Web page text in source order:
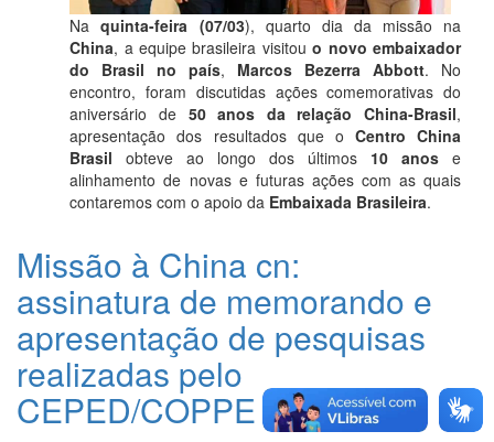
Naquinta-feira (07/03), quarto dia da missão na
China, a equipe brasileira visitouo novo embaixador
do Brasil no país, Marcos Bezerra Abbott. No
encontro, foram discutidas ações comemorativas do
aniversário de 50 anos da relação China-Brasil,
apresentação dos resultados que o Centro China
Brasil obteve ao longo dos últimos 10 anos e
alinhamento de novas e futuras ações com as quais
contaremos com o apoio da Embaixada Brasileira.
Missão à China cn:
assinatura de memorando e
apresentação de pesquisas
realizadas pelo
CEPED/COPPE